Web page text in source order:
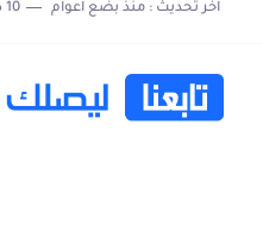
اخر تحديث :منذ بضع اعوام 10 دقائق للقراءة